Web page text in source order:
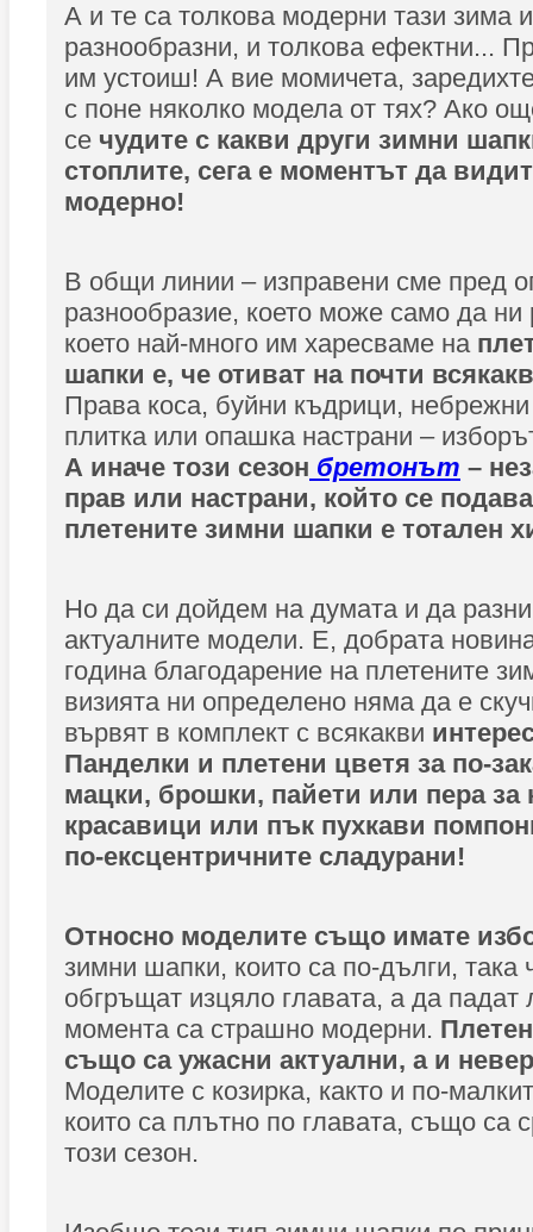
А и те са толкова модерни тази зима
разнообразни, и толкова ефектни...
им устоиш! А вие момичета,
с поне няколко модела от тях? Ако
се чудите с какви други зимни
стоплите, сега е моментът да
модерно!
В общи линии – изправени сме пред
разнообразие, което може само да
което най-много им харесваме на
шапки е, че отиват на почти
Права коса, буйни къдрици,
плитка или опашка настрани –
А иначе този сезон бретонът –
прав или настрани, който се
плетените зимни шапки е тотален
Но да си дойдем на думата и да
актуалните модели. Е, добрата
година благодарение на плетените
визията ни определено няма да е
вървят в комплект с всякакви
Панделки и плетени цветя за по-
мацки, брошки, пайети или пера за
красавици или пък пухкави
по-ексцентричните сладурани!
Относно моделите също имате
зимни шапки, които са по-дълги, така
обгръщат изцяло главата, а да падат
момента са страшно модерни.
също са ужасни актуални, а и
Моделите с козирка, както и по-
които са плътно по главата, също са
този сезон.